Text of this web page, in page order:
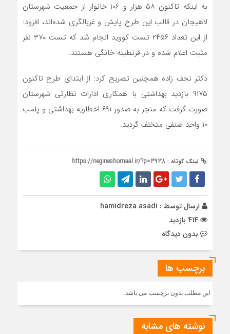
به اینکه تاکنون ۵۸ هزار و ۱۰۶ خانوار از جمعیت شهرستان
لاهیجان در قالب این طرح پایش و غربالگری شده‌اند، افزود:
از این تعداد ۲۴۵۶ تست کووید انجام شد که تست ۳۷۰ نفر
مثبت اعلام شده و در قرنطینه خانگی هستند.
دکتر نجف زاده همچنین تصریح کرد: از ابتدای طرح تاکنون
۹۱۷۵ بازدید بهداشتی با همکاری ادارات نظارتی شهرستان
صورت گرفت که منجر به صدور ۶۹۱ اخطاریه بهداشتی و پلمب
۱۰ واحد صنفی متخلف گردید.
لینک کوتاه : https://negineshomaal.ir/?p=3938
ارسال توسط : hamidreza asadi
بدون دیدگاه
برچسب ها
این مطلب بدون برچسب می باشد.
نوشته های مشابه